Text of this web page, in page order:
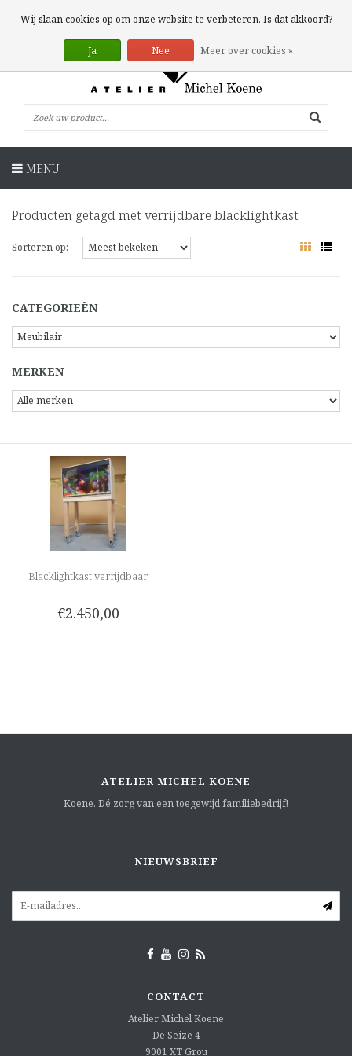
0 Artikelen
MENU
Producten getagd met verrijdbare blacklightkast
Sorteren op:
CATEGORIEËN
MERKEN
Blacklightkast verrijdbaar
€2.450,00
ATELIER MICHEL KOENE
Koene. Dé zorg van een toegewijd familiebedrijf!
NIEUWSBRIEF
CONTACT
Atelier Michel Koene
De Seize 4
9001 XT Grou
Wij slaan cookies op om onze website te verbeteren. Is dat akkoord?
Ja Nee Meer over cookies »